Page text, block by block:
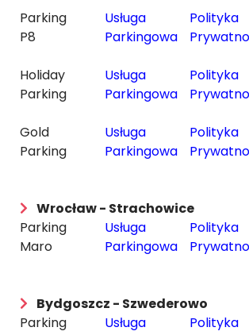
Parking
P8
Usługa
Parkingowa
Polityka
Holiday
Parking
Usługa
Parkingowa
Polityka
Gold
Parking
Usługa
Parkingowa
Polityka
Wrocław - Strachowice
Parking
Maro
Usługa
Parkingowa
Polityka
Bydgoszcz - Szwederowo
Parking
Usługa
Polityka